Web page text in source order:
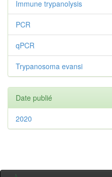
Immune trypanolysis
PCR
qPCR
Trypanosoma evansi
Date publié
2020